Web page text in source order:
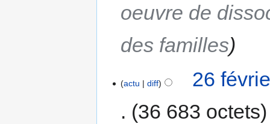
oeuvre de
des familles
actu diff
26
36 683 octets